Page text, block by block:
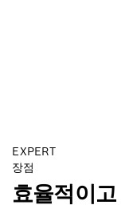
EXPERT
장점
효율적이